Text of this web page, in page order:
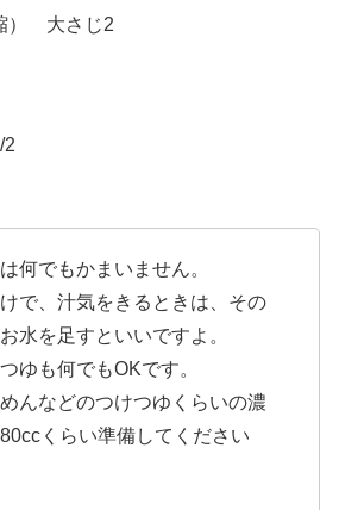
） 大さじ2
何でもかまいません。
で、汁気をきるときは、その
水を足すといいですよ。
ゆも何でもOKです。
んなどのつけつゆくらいの濃
くらい準備してください